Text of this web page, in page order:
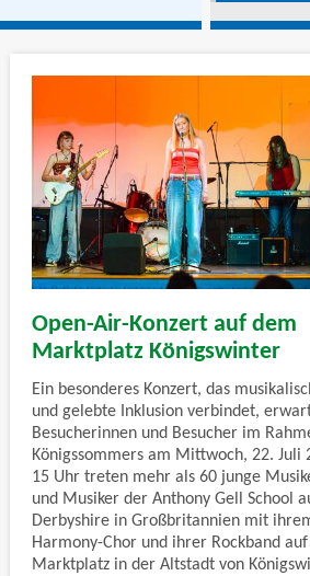
Open-Air-Konzert auf dem
Marktplatz Königswinter
Ein besonderes Konzert, das
und gelebte Inklusion verbindet,
Besucherinnen und Besucher im
Königssommers am Mittwoch, 22. Juli
15 Uhr treten mehr als 60 junge
und Musiker der Anthony Gell School
Derbyshire in Großbritannien mit
Harmony-Chor und ihrer Rockband
Marktplatz in der Altstadt von